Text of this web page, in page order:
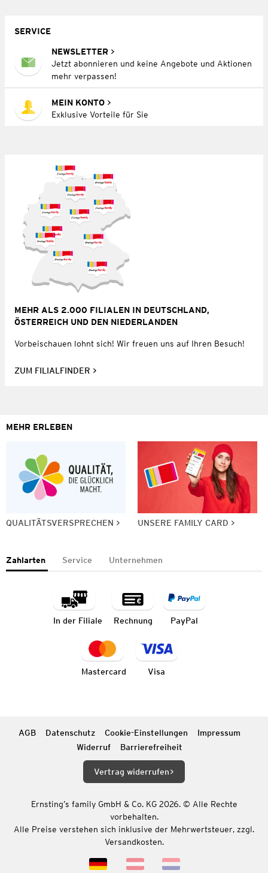
SERVICE
NEWSLETTER
Jetzt abonnieren und keine Angebote und Aktionen
mehr verpassen!
MEIN KONTO
Exklusive Vorteile für Sie
MEHR ALS 2.000 FILIALEN IN DEUTSCHLAND,
ÖSTERREICH UND DEN NIEDERLANDEN
Vorbeischauen lohnt sich! Wir freuen uns auf Ihren Besuch!
ZUM FILIALFINDER
MEHR ERLEBEN
QUALITÄTSVERSPRECHEN UNSERE FAMILY CARD
Zahlarten Service Unternehmen
In der Filiale Rechnung PayPal
Mastercard Visa
AGB Datenschutz Cookie-Einstellungen
Impressum
Widerruf
Barrierefreiheit
Vertrag widerrufen
Ernsting’s family GmbH & Co. KG 2026. © Alle Rechte
vorbehalten.
Alle Preise verstehen sich inklusive der Mehrwertsteuer, zzgl.
Versandkosten.